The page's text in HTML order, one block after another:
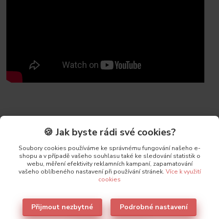
Původ zboží
Parametry
🍪 Jak byste rádi své cookies?
Soubory cookies používáme ke správnému fungování našeho e-
shopu a v případě vašeho souhlasu také ke sledování statistik o
webu, měření efektivity reklamních kampaní, zapamatování
vašeho oblíbeného nastavení při používání stránek. Více k využití
cookies
Přijmout nezbytné Podrobné nastavení